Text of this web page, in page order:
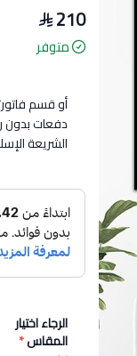
210
متوفر
أو قسم
دفعات بدون
الشريعة
الرجاء اختيار
المقاس*